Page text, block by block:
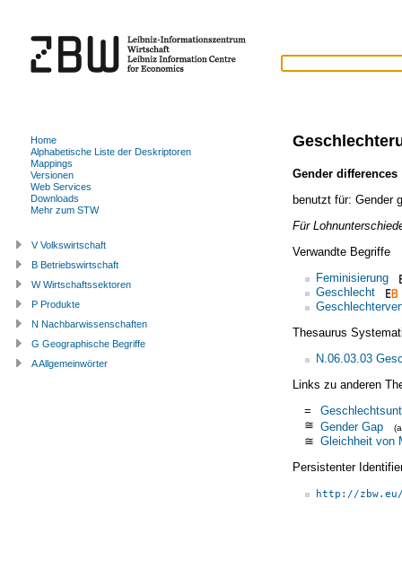
Gender differences
benutzt für: Gender
Für
Verwandte Begriffe
Feminisierung
Geschlecht
Thesaurus
N.06.03.03
Links zu anderen
=
≅ Gender Gap
≅ Gleichheit von
Persistenter
http://
Home
Alphabetische Liste der Deskriptoren
Mappings
Versionen
Web Services
Downloads
Mehr zum STW
V Volkswirtschaft
B Betriebswirtschaft
W Wirtschaftssektoren
P Produkte
N Nachbarwissenschaften
G Geographische Begriffe
A Allgemeinwörter